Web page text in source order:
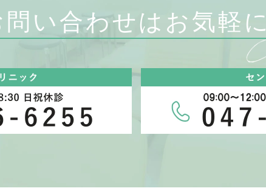
問い合わせはお気軽に